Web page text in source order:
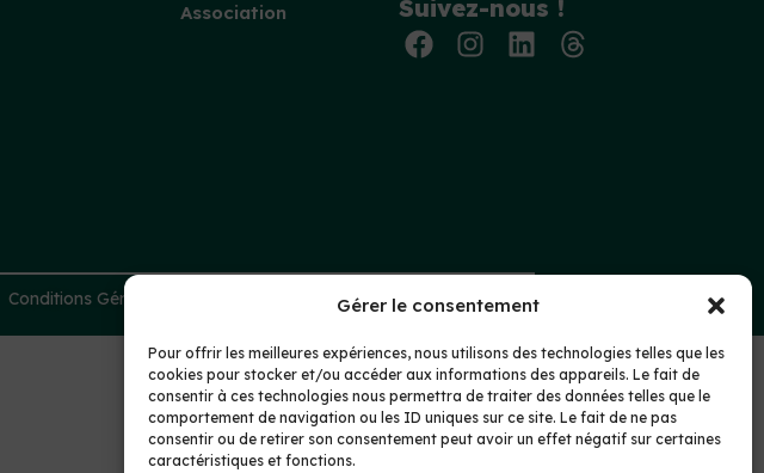
Gérer le consentement
Pour offrir les meilleures expériences, nous utilisons des technologies telles que les
cookies pour stocker et/ou accéder aux informations des appareils. Le fait de
consentir à ces technologies nous permettra de traiter des données telles que le
comportement de navigation ou les ID uniques sur ce site. Le fait de ne pas
consentir ou de retirer son consentement peut avoir un effet négatif sur certaines
caractéristiques et fonctions.
Association
Suivez-nous !
Conditions Générales de Vente Protection des données